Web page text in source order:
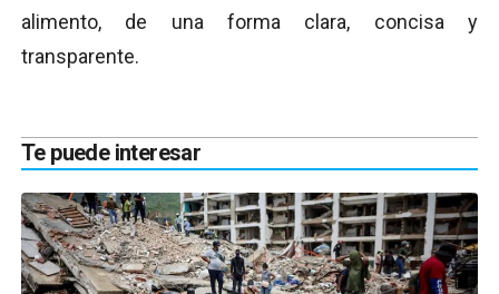
alimento, de una forma clara, concisa y
transparente.
Te puede interesar